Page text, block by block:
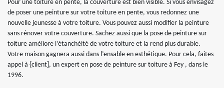
Pour une toiture en pente, la couverture est bien visible. Si vous envisagez
de poser une peinture sur votre toiture en pente, vous redonnez une
nouvelle jeunesse à votre toiture. Vous pouvez aussi modifier la peinture
sans rénover votre couverture. Sachez aussi que la pose de peinture sur
toiture améliore l’étanchéité de votre toiture et la rend plus durable.
Votre maison gagnera aussi dans l’ensable en esthétique. Pour cela, faites
appel à {client], un expert en pose de peinture sur toiture à Fey , dans le
1996.